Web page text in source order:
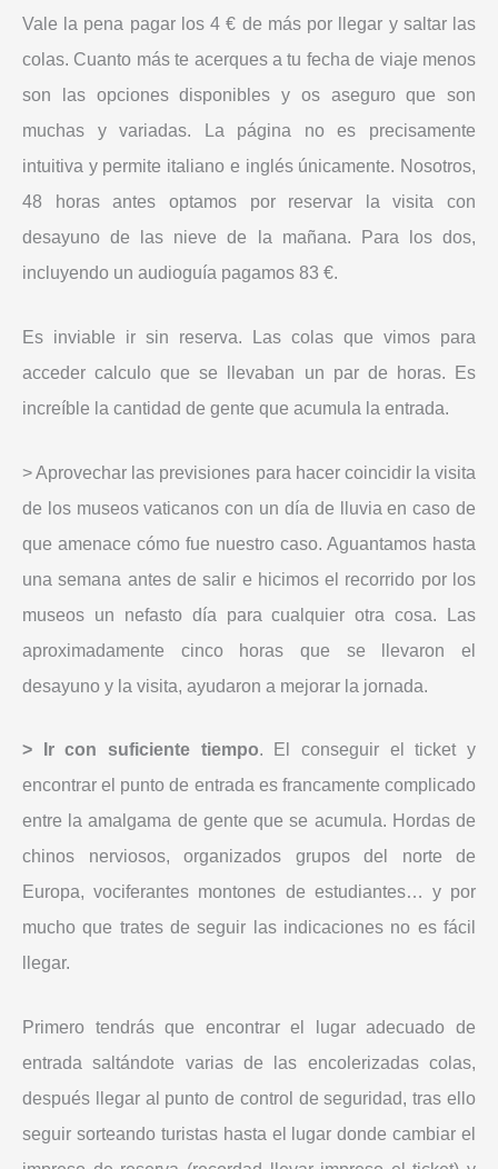
Vale la pena pagar los 4 € de más por llegar y saltar las
colas. Cuanto más te acerques a tu fecha de viaje menos
son las opciones disponibles y os aseguro que son
muchas y variadas. La página no es precisamente
intuitiva y permite italiano e inglés únicamente. Nosotros,
48 horas antes optamos por reservar la visita con
desayuno de las nieve de la mañana. Para los dos,
incluyendo un audioguía pagamos 83 €.
Es inviable ir sin reserva. Las colas que vimos para
acceder calculo que se llevaban un par de horas. Es
increíble la cantidad de gente que acumula la entrada.
> Aprovechar las previsiones para hacer coincidir la visita
de los museos vaticanos con un día de lluvia en caso de
que amenace cómo fue nuestro caso. Aguantamos hasta
una semana antes de salir e hicimos el recorrido por los
museos un nefasto día para cualquier otra cosa. Las
aproximadamente cinco horas que se llevaron el
desayuno y la visita, ayudaron a mejorar la jornada.
> Ir con suficiente tiempo. El conseguir el ticket y
encontrar el punto de entrada es francamente complicado
entre la amalgama de gente que se acumula. Hordas de
chinos nerviosos, organizados grupos del norte de
Europa, vociferantes montones de estudiantes… y por
mucho que trates de seguir las indicaciones no es fácil
llegar.
Primero tendrás que encontrar el lugar adecuado de
entrada saltándote varias de las encolerizadas colas,
después llegar al punto de control de seguridad, tras ello
seguir sorteando turistas hasta el lugar donde cambiar el